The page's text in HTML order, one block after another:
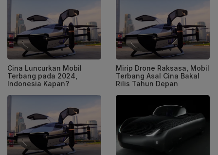
Cina Luncurkan Mobil
Terbang pada 2024,
Indonesia Kapan?
Mirip Drone Raksasa, Mobil
Terbang Asal Cina Bakal
Rilis Tahun Depan